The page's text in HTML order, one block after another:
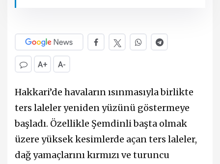
A+ A-
Hakkari’de havaların ısınmasıyla birlikte
ters laleler yeniden yüzünü göstermeye
başladı. Özellikle Şemdinli başta olmak
üzere yüksek kesimlerde açan ters laleler,
dağ yamaçlarını kırmızı ve turuncu